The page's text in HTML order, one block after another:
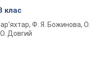
клас
Ф. Я. Божинова, О.
О. Довгий